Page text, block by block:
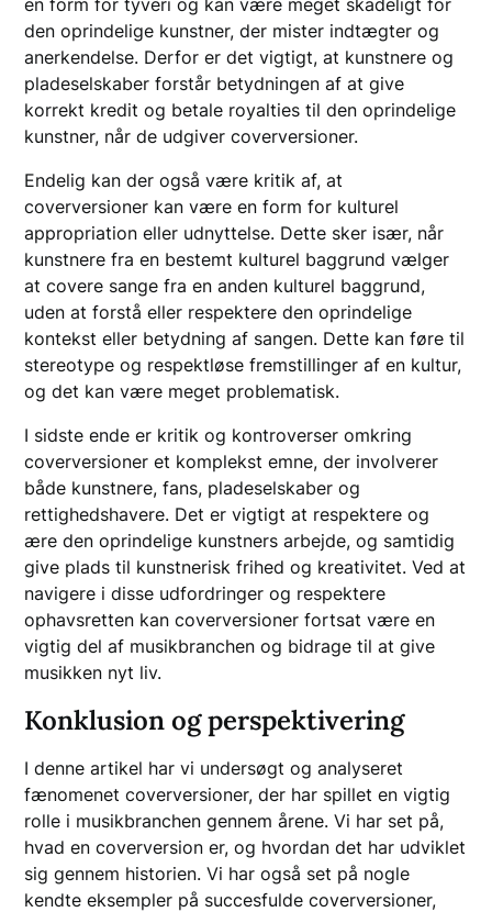
den oprindelige kunstner, der mister indtægter og
anerkendelse. Derfor er det vigtigt, at kunstnere og
pladeselskaber forstår betydningen af at give
korrekt kredit og betale royalties til den oprindelige
kunstner, når de udgiver coverversioner.
Endelig kan der også være kritik af, at
coverversioner kan være en form for kulturel
appropriation eller udnyttelse. Dette sker især, når
kunstnere fra en bestemt kulturel baggrund vælger
at covere sange fra en anden kulturel baggrund,
uden at forstå eller respektere den oprindelige
kontekst eller betydning af sangen. Dette kan føre til
stereotype og respektløse fremstillinger af en kultur,
og det kan være meget problematisk.
I sidste ende er kritik og kontroverser omkring
coverversioner et komplekst emne, der involverer
både kunstnere, fans, pladeselskaber og
rettighedshavere. Det er vigtigt at respektere og
ære den oprindelige kunstners arbejde, og samtidig
give plads til kunstnerisk frihed og kreativitet. Ved at
navigere i disse udfordringer og respektere
ophavsretten kan coverversioner fortsat være en
vigtig del af musikbranchen og bidrage til at give
musikken nyt liv.
Konklusion og perspektivering
I denne artikel har vi undersøgt og analyseret
fænomenet coverversioner, der har spillet en vigtig
rolle i musikbranchen gennem årene. Vi har set på,
hvad en coverversion er, og hvordan det har udviklet
sig gennem historien. Vi har også set på nogle
kendte eksempler på succesfulde coverversioner,